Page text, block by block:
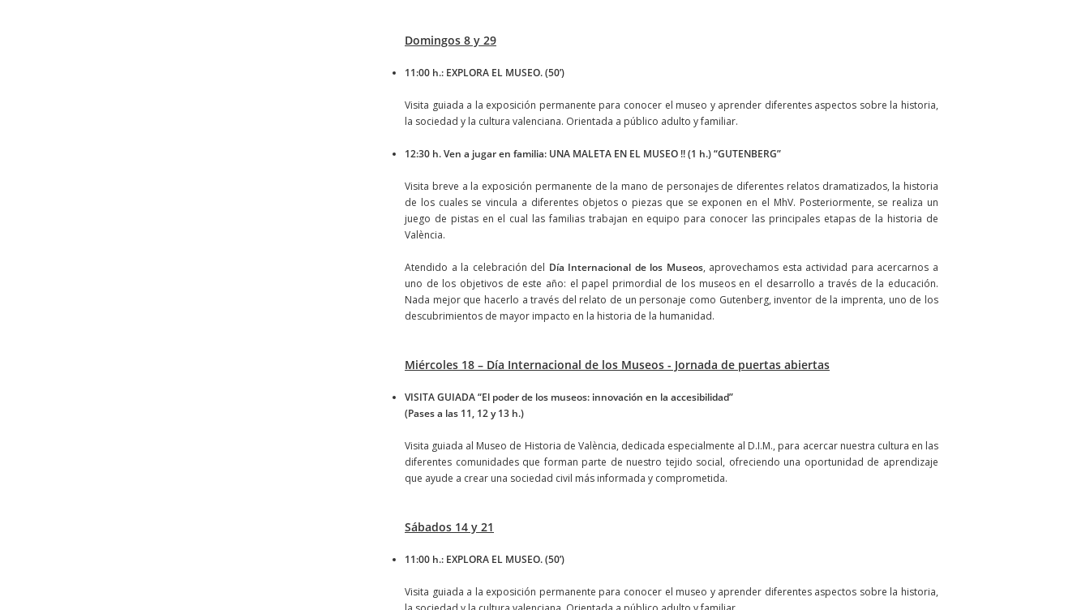
Domingos 8 y 29
11:00 h.: EXPLORA EL MUSEO. (50’)
Visita guiada a la exposición permanente para conocer el museo y aprender diferentes aspectos sobre la historia,
la sociedad y la cultura valenciana. Orientada a público adulto y familiar.
12:30 h. Ven a jugar en familia: UNA MALETA EN EL MUSEO !! (1 h.) “GUTENBERG”
Visita breve a la exposición permanente de la mano de personajes de diferentes relatos dramatizados, la historia
de los cuales se vincula a diferentes objetos o piezas que se exponen en el MhV. Posteriormente, se realiza un
juego de pistas en el cual las familias trabajan en equipo para conocer las principales etapas de la historia de
València.
Atendido a la celebración del Día Internacional de los Museos, aprovechamos esta actividad para acercarnos a
uno de los objetivos de este año: el papel primordial de los museos en el desarrollo a través de la educación.
Nada mejor que hacerlo a través del relato de un personaje como Gutenberg, inventor de la imprenta, uno de los
descubrimientos de mayor impacto en la historia de la humanidad.
Miércoles 18 – Día Internacional de los Museos - Jornada de puertas abiertas
VISITA GUIADA “El poder de los museos: innovación en la accesibilidad”
(Pases a las 11, 12 y 13 h.)
Visita guiada al Museo de Historia de València, dedicada especialmente al D.I.M., para acercar nuestra cultura en las
diferentes comunidades que forman parte de nuestro tejido social, ofreciendo una oportunidad de aprendizaje
que ayude a crear una sociedad civil más informada y comprometida.
Sábados 14 y 21
11:00 h.: EXPLORA EL MUSEO. (50’)
Visita guiada a la exposición permanente para conocer el museo y aprender diferentes aspectos sobre la historia,